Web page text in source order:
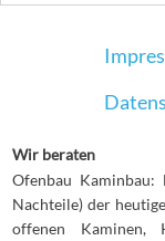
Wir beraten
Ofenbau
Nachteile) der
offenen Kaminen,